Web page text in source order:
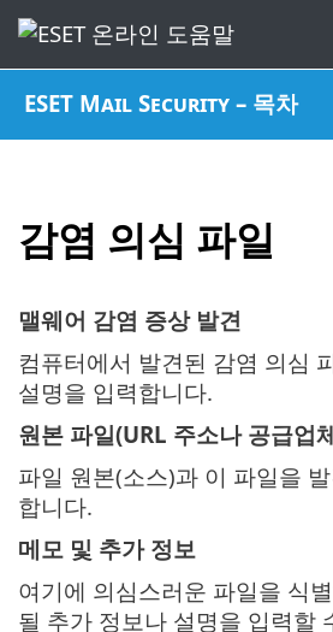
ESET Mail Security – 목차
감염 의심 파일
맬웨어 감염 증상 발견
컴퓨터에서 발견된 감염 의심
설명을 입력합니다.
원본 파일(URL 주소나 공급업
파일 원본(소스)과 이 파일을
합니다.
메모 및 추가 정보
여기에 의심스러운 파일을 식
될 추가 정보나 설명을 입력할